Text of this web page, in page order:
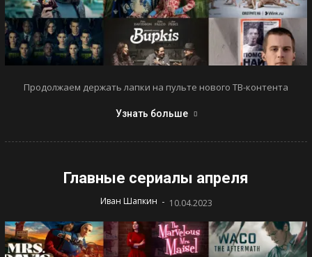
Продолжаем держать лапки на пульте нового ТВ-контента
Узнать больше
Главные сериалы апреля
Иван Шапкин - 10.04.2023